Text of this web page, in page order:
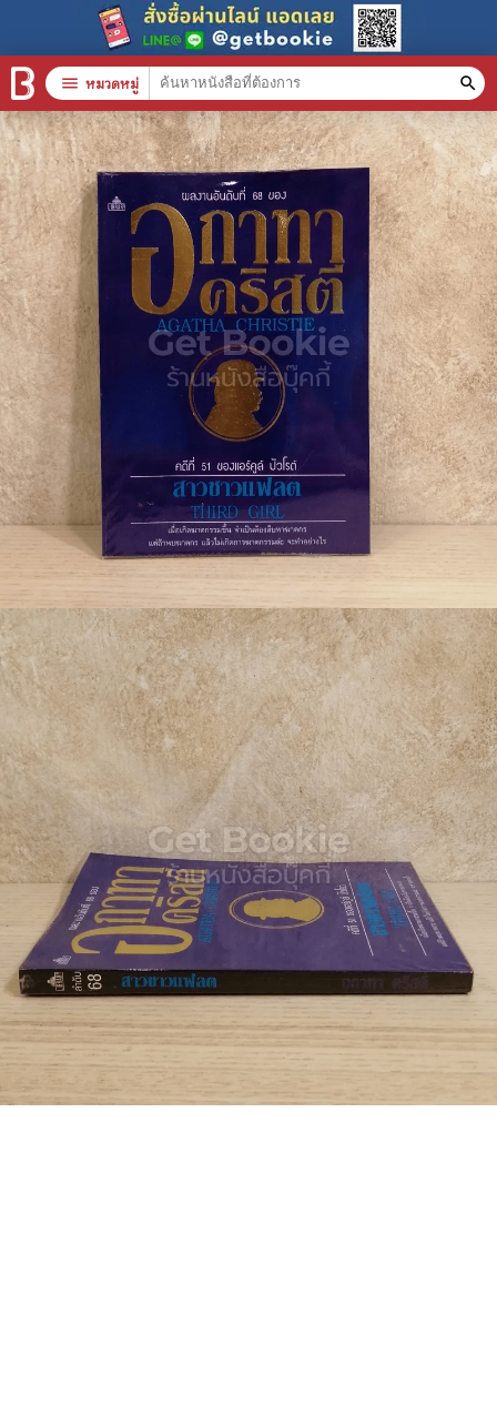
menu หมวดหมู่ search
หมวดหมู่สินค้า clear
หนังสือทั้งหมด
stars สินค้าใช้เฉพาะแต้มเท่านั้น
📚 หนังสือทั่วไป
🦄 วรรณกรรม นิยาย เรื่องสั้น
🎓 การศึกษา
😼 หนังสือการ์ตูน
🐲 หนังสือเด็ก
📕 นิตยสาร
🌎 International Books
🎲 Board Game
📅 สินค้าอื่นๆ